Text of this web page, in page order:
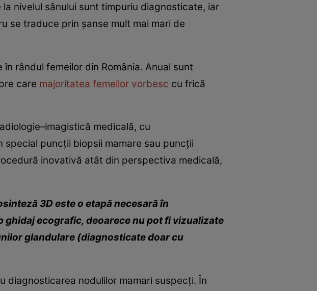
nivelul sânului sunt timpuriu diagnosticate, iar
se traduce prin șanse mult mai mari de
rândul femeilor din România. Anual sunt
care majoritatea femeilor vorbesc cu frică
medicală, cu
special puncții biopsii mamare sau puncții
inovativă atât din perspectiva medicală,
3D este o etapă necesară în
ecografic, deoarece nu pot fi vizualizate
glandulare (diagnosticate doar cu
diagnosticarea nodulilor mamari suspecți. În